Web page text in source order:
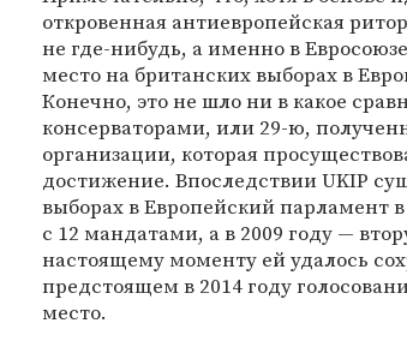
откровенная антиевропейская
не где-нибудь, а именно в
место на британских выборах в
Конечно, это не шло ни в какое
консерваторами, или 29-ю,
организации, которая
достижение. Впоследствии UKIP
выборах в Европейский парламент
с 12 мандатами, а в 2009 году —
настоящему моменту ей удалось
предстоящем в 2014 году
место.